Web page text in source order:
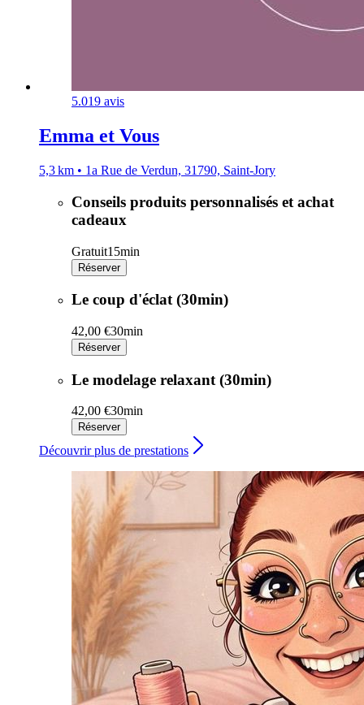
5.019 avis
Emma et Vous
5,3 km • 1a Rue de Verdun, 31790, Saint-Jory
Conseils produits personnalisés et achat
cadeaux
Gratuit15min
Réserver
Le coup d'éclat (30min)
42,00 €30min
Réserver
Le modelage relaxant (30min)
42,00 €30min
Réserver
Découvrir plus de prestations